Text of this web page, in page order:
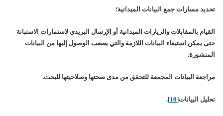
تحديد مسارات جمع البيانات الميدانية؛
القيام بالمقابلات والزيارات الميدانية أو الإرسال البريدي لاستمارات الاستبانة
حتى يمكن استيفاء البيانات اللازمة والتي يصعب الوصول إليها من البيانات
المنشورة.
مراجعة البيانات المجمعة للتحقق من مدى صحتها وصلاحيتها للبحث.
تحليل البيانات[10]
.